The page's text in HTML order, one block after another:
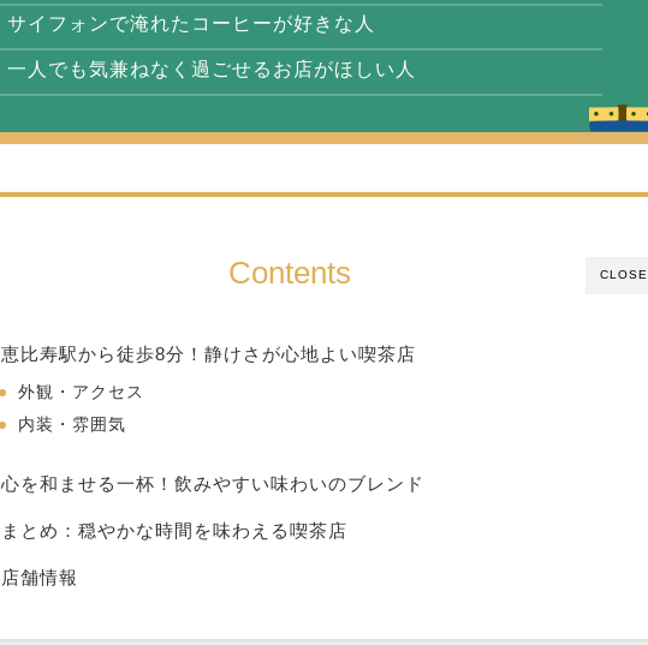
サイフォンで淹れたコーヒーが好きな人
一人でも気兼ねなく過ごせるお店がほしい人
CLOSE
Contents
恵比寿駅から徒歩8分！静けさが心地よい喫茶店
外観・アクセス
内装・雰囲気
心を和ませる一杯！飲みやすい味わいのブレンド
まとめ：穏やかな時間を味わえる喫茶店
店舗情報